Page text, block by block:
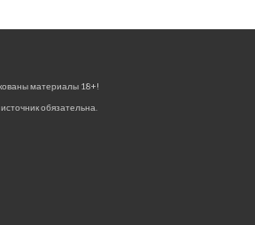
материалы 18+!
обязательна.